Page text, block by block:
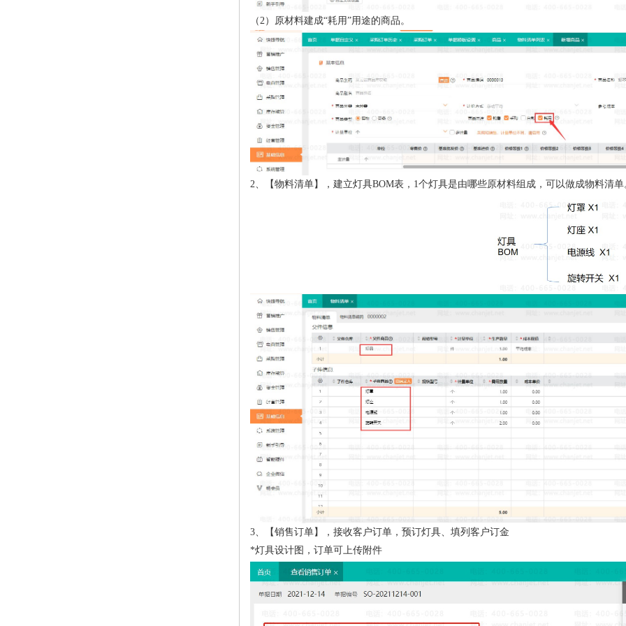
（2）原材料建成“耗用”用途的商品。
2、【物料清单】，建立灯具BOM表，1个灯具是由哪些原材料组成，可以做成物料清单
3、【销售订单】，接收客户订单，预订灯具、填列客户订金
*灯具设计图，订单可上传附件